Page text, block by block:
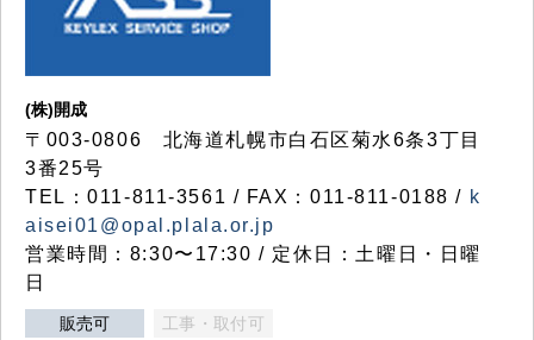
(株)開成
〒003-0806 北海道札幌市白石区菊水6条3丁目
3番25号
TEL：011-811-3561 / FAX：011-811-0188 / k
aisei01@opal.plala.or.jp
営業時間：8:30〜17:30 / 定休日：土曜日・日曜
日
販売可 工事・取付可